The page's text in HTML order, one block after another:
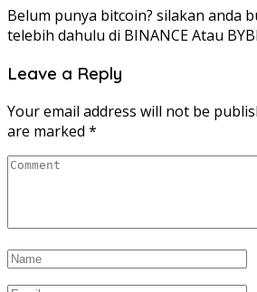
Belum punya bitcoin? silakan anda
telebih dahulu di BINANCE Atau
Leave a Reply
Your email address will not be
are marked *